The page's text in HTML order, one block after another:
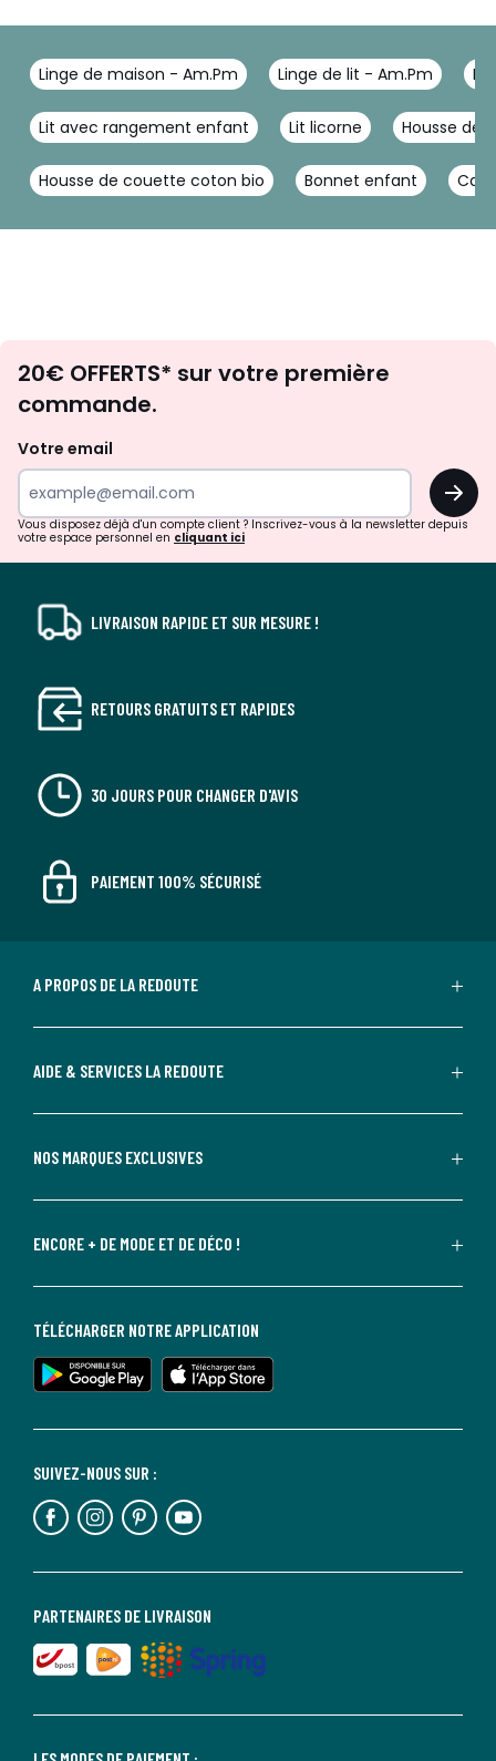
Linge de maison - Am.Pm Linge de lit - Am.Pm
Lit avec rangement enfant Lit licorne Housse de
Housse de couette coton bio Bonnet enfant
d'inspirations
surprises?
20€ OFFERTS* sur votre première
commande.
Votre email
OK
Vous disposez déjà d'un compte client ? Inscrivez-vous à la newsletter depuis
votre espace personnel en cliquant ici
LIVRAISON RAPIDE ET SUR MESURE !
RETOURS GRATUITS ET RAPIDES
30 JOURS POUR CHANGER D'AVIS
PAIEMENT 100% SÉCURISÉ
A PROPOS DE LA REDOUTE
AIDE & SERVICES LA REDOUTE
NOS MARQUES EXCLUSIVES
ENCORE + DE MODE ET DE DÉCO !
PARTENAIRES DE LIVRAISON
SUIVEZ-NOUS SUR :
TÉLÉCHARGER NOTRE APPLICATION